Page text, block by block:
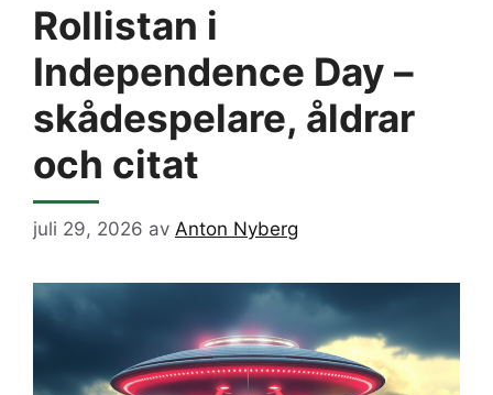
Rollistan i
Independence Day –
skådespelare, åldrar
och citat
juli 29, 2026 av Anton Nyberg